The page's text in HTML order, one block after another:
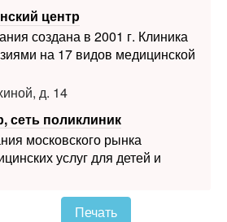
центр
создана в 2001 г. Клиника
на 17 видов медицинской
д. 14
сеть поликлиник
московского рынка
услуг для детей и
Печать